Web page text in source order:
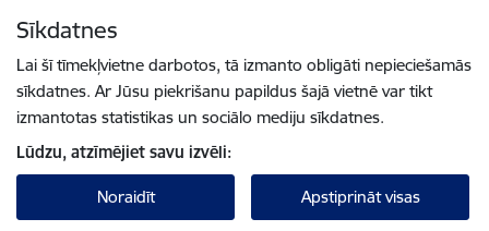
Sīkdatnes
Lai šī tīmekļvietne darbotos, tā izmanto obligāti nepieciešamās
sīkdatnes. Ar Jūsu piekrišanu papildus šajā vietnē var tikt
izmantotas statistikas un sociālo mediju sīkdatnes.
Lūdzu, atzīmējiet savu izvēli:
Noraidīt Apstiprināt visas